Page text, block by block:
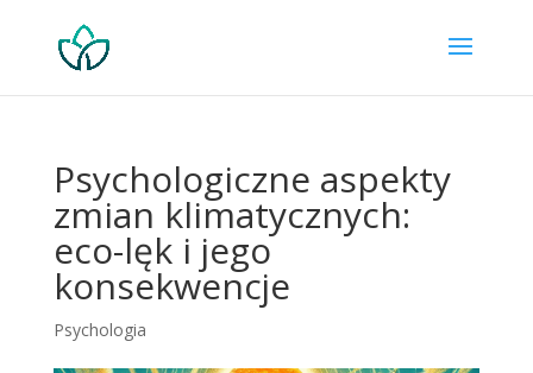
Psychologiczne aspekty
zmian klimatycznych:
eco-lęk i jego
konsekwencje
Psychologia